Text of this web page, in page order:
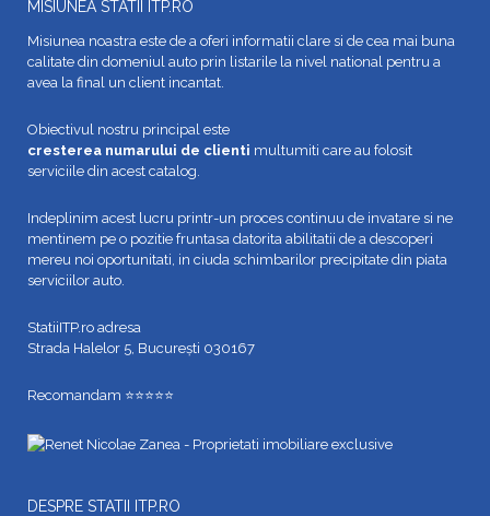
MISIUNEA STATII ITP.RO
Misiunea noastra este de a oferi informatii clare si de cea mai buna
calitate din domeniul auto prin listarile la nivel national pentru a
avea la final un client incantat.
Obiectivul nostru principal este
cresterea numarului de clienti multumiti care au folosit
serviciile din acest catalog.
Indeplinim acest lucru printr-un proces continuu de invatare si ne
mentinem pe o pozitie fruntasa datorita abilitatii de a descoperi
mereu noi oportunitati, in ciuda schimbarilor precipitate din piata
serviciilor auto.
StatiiITP.ro adresa
Strada Halelor 5, București 030167
Recomandam ⭐⭐⭐⭐⭐
DESPRE STATII ITP.RO